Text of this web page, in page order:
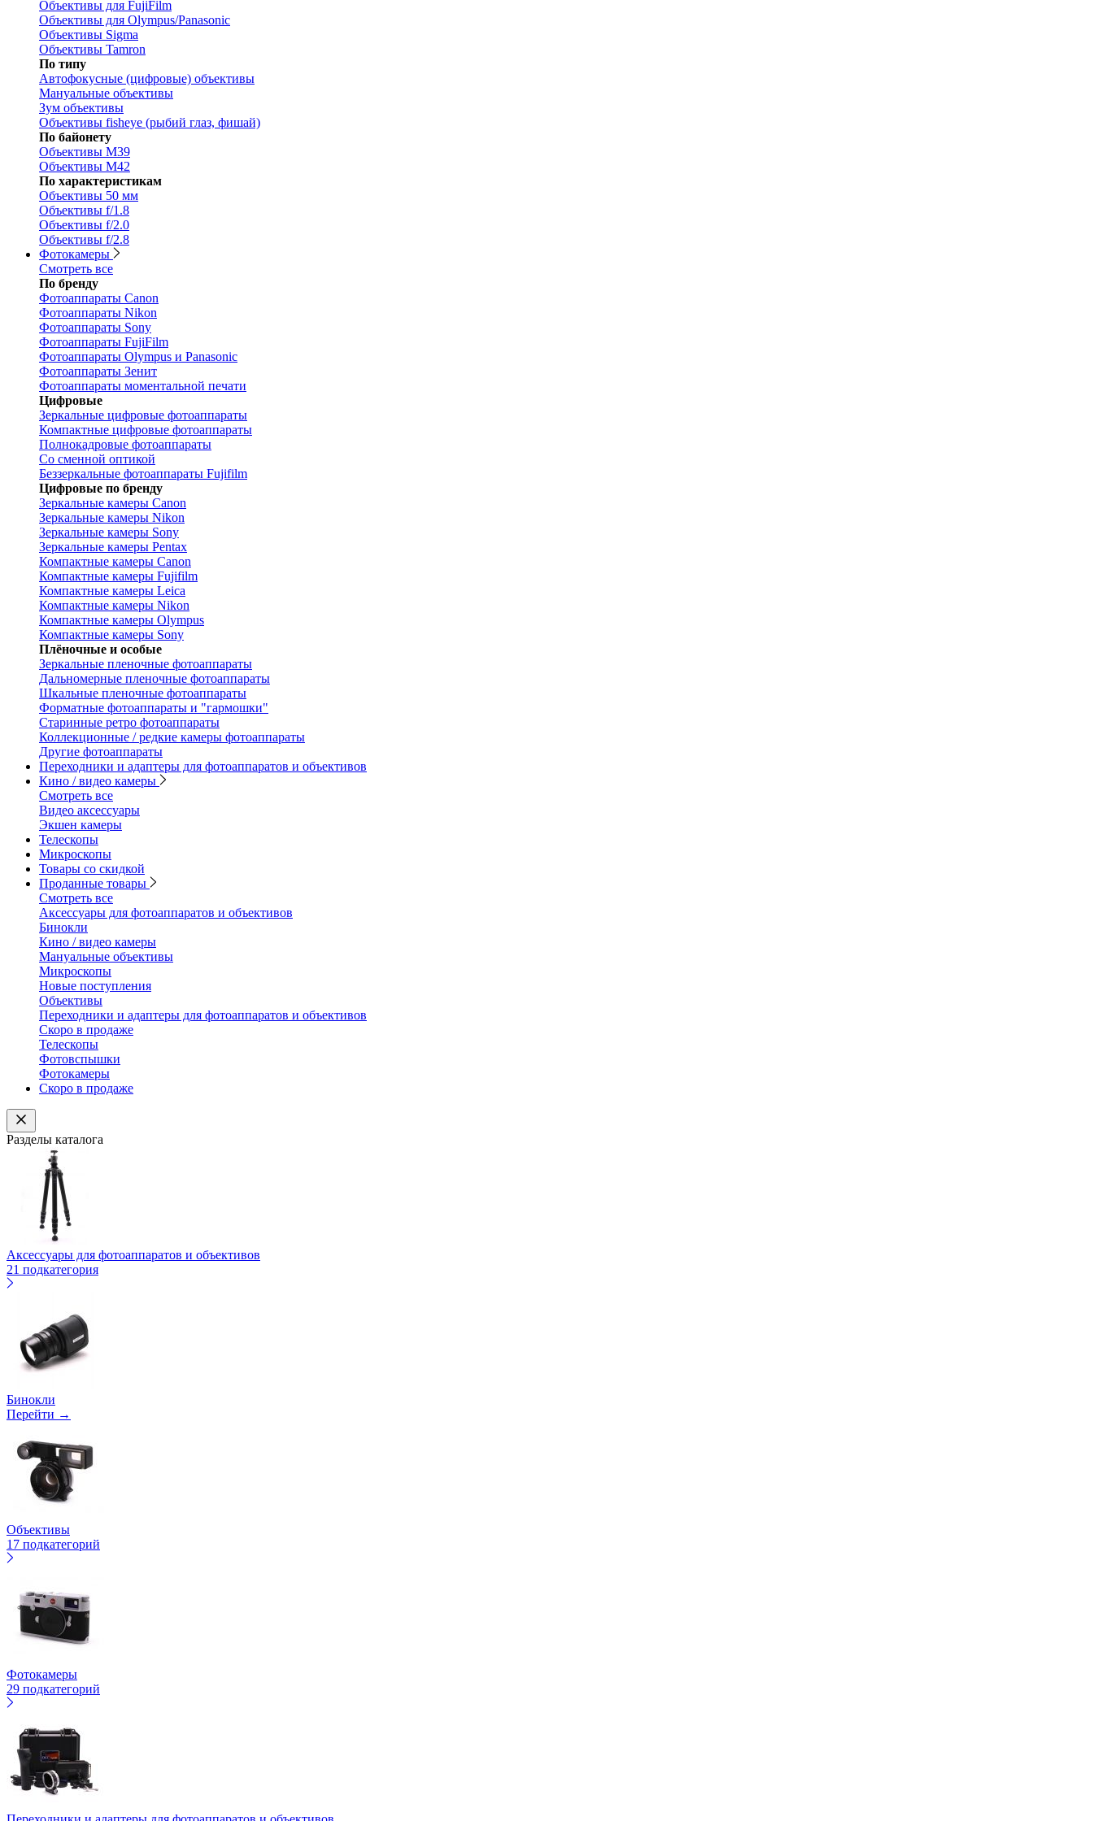
Объективы для FujiFilm
Объективы для Olympus/Panasonic
Объективы Sigma
Объективы Tamron
По типу
Автофокусные (цифровые) объективы
Мануальные объективы
Зум объективы
Объективы fisheye (рыбий глаз, фишай)
По байонету
Объективы M39
Объективы M42
По характеристикам
Объективы 50 мм
Объективы f/1.8
Объективы f/2.0
Объективы f/2.8
Фотокамеры
Смотреть все
По бренду
Фотоаппараты Canon
Фотоаппараты Nikon
Фотоаппараты Sony
Фотоаппараты FujiFilm
Фотоаппараты Olympus и Panasonic
Фотоаппараты Зенит
Фотоаппараты моментальной печати
Цифровые
Зеркальные цифровые фотоаппараты
Компактные цифровые фотоаппараты
Полнокадровые фотоаппараты
Со сменной оптикой
Беззеркальные фотоаппараты Fujifilm
Цифровые по бренду
Зеркальные камеры Canon
Зеркальные камеры Nikon
Зеркальные камеры Sony
Зеркальные камеры Pentax
Компактные камеры Canon
Компактные камеры Fujifilm
Компактные камеры Leica
Компактные камеры Nikon
Компактные камеры Olympus
Компактные камеры Sony
Плёночные и особые
Зеркальные пленочные фотоаппараты
Дальномерные пленочные фотоаппараты
Шкальные пленочные фотоаппараты
Форматные фотоаппараты и "гармошки"
Старинные ретро фотоаппараты
Коллекционные / редкие камеры фотоаппараты
Другие фотоаппараты
Переходники и адаптеры для фотоаппаратов и объективов
Кино / видео камеры
Смотреть все
Видео аксессуары
Экшен камеры
Телескопы
Микроскопы
Товары со скидкой
Проданные товары
Смотреть все
Аксессуары для фотоаппаратов и объективов
Бинокли
Кино / видео камеры
Мануальные объективы
Микроскопы
Новые поступления
Объективы
Переходники и адаптеры для фотоаппаратов и объективов
Скоро в продаже
Телескопы
Фотовспышки
Фотокамеры
Скоро в продаже
Разделы каталога
Аксессуары для фотоаппаратов и объективов
21 подкатегория
Бинокли
Перейти →
Объективы
17 подкатегорий
Фотокамеры
29 подкатегорий